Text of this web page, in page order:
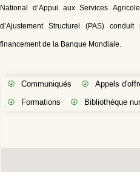
National d’Appui aux Services
d’Ajustement Structurel (PAS)
financement de la Banque Mondiale.
Communiqués Appels
Formations
Bibliothèque